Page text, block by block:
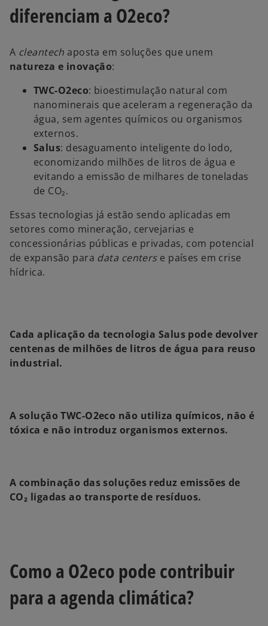
diferenciam a O2eco?
A cleantech aposta em soluções que unem
natureza e inovação:
TWC-O2eco: bioestimulação natural com
nanominerais que aceleram a regeneração da
água, sem agentes químicos ou organismos
externos.
Salus: desaguamento inteligente do lodo,
economizando milhões de litros de água e
evitando a emissão de milhares de toneladas
de CO₂.
Essas tecnologias já estão sendo aplicadas em
setores como mineração, cervejarias e
concessionárias públicas e privadas, com potencial
de expansão para data centerse países em crise
hídrica.
Cada aplicação da tecnologia Salus pode devolver
centenas de milhões de litros de água para reuso
industrial.
A solução TWC-O2eco não utiliza químicos, não é
tóxica e não introduz organismos externos.
A combinação das soluções reduz emissões de
CO₂ ligadas ao transporte de resíduos.
Como a O2eco pode contribuir
para a agenda climática?